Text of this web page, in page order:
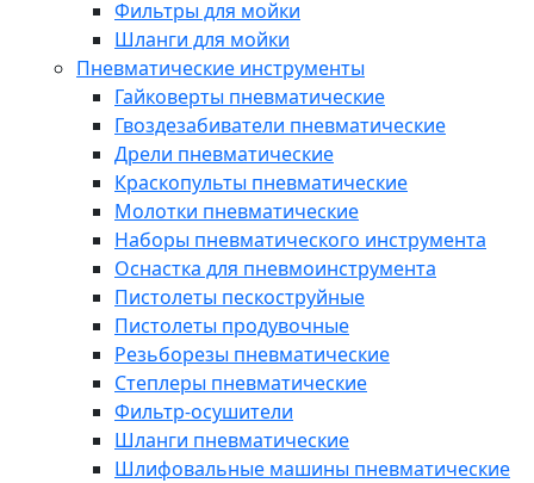
Фильтры для мойки
Шланги для мойки
Пневматические инструменты
Гайковерты пневматические
Гвоздезабиватели пневматические
Дрели пневматические
Краскопульты пневматические
Молотки пневматические
Наборы пневматического инструмента
Оснастка для пневмоинструмента
Пистолеты пескоструйные
Пистолеты продувочные
Резьборезы пневматические
Степлеры пневматические
Фильтр-осушители
Шланги пневматические
Шлифовальные машины пневматические